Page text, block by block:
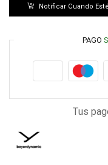
Notificar Cuando
PAGO
Tus